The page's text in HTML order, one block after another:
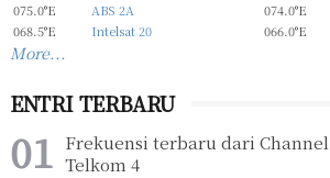
075.0°E
ABS 2A 074.0°E
068.5°E
Intelsat 20 066.0°E
More...
ENTRI TERBARU
Frekuensi terbaru dari Channel
Telkom 4